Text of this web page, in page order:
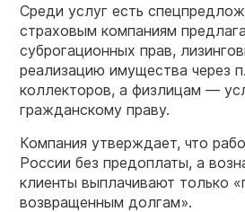
Среди услуг есть
страховым компаниям
суброгационных прав,
реализацию имущества через
коллекторов, а физлицам —
гражданскому праву.
Компания утверждает, что
России без предоплаты, а
клиенты выплачивают только
возвращенным долгам».